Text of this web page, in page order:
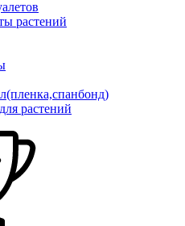
растений
растений